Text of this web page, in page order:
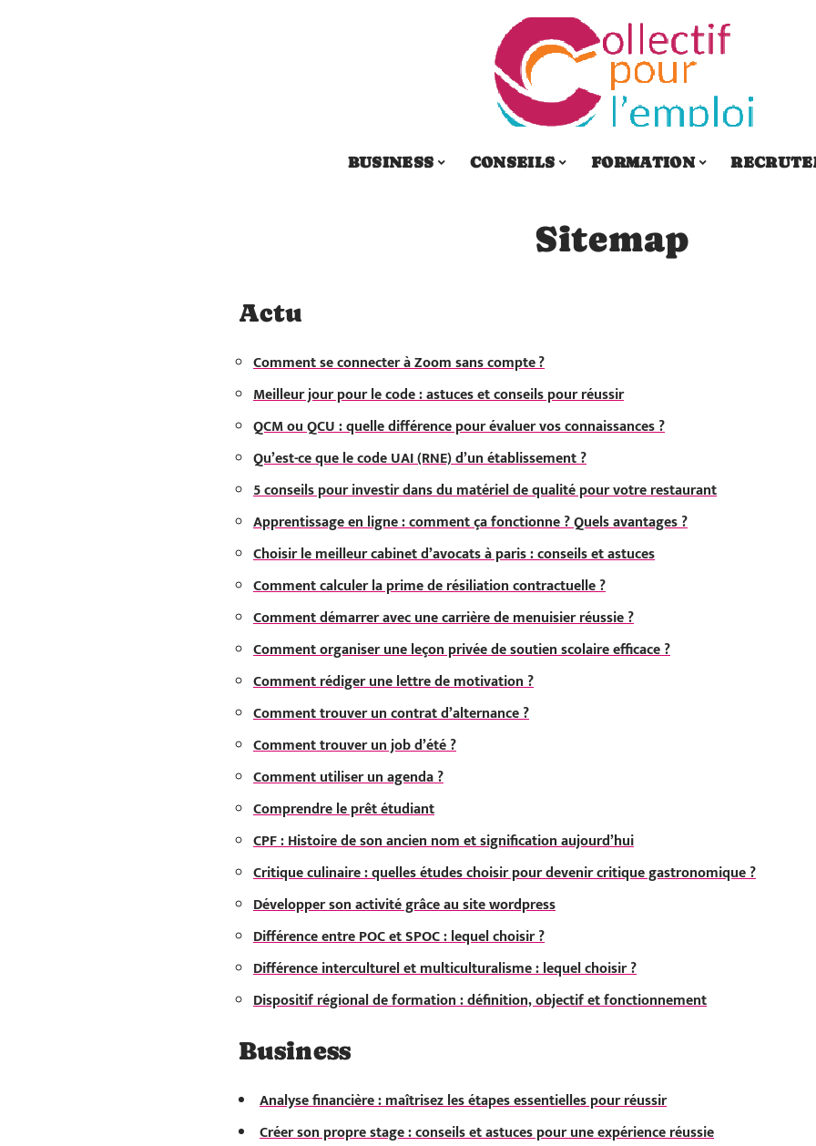
BUSINESS CONSEILS FORMATION
Sitemap
Actu
Comment se connecter à Zoom sans compte ?
Meilleur jour pour le code : astuces et conseils pour réussir
QCM ou QCU : quelle différence pour évaluer vos connaissances ?
Qu’est-ce que le code UAI (RNE) d’un établissement ?
5 conseils pour investir dans du matériel de qualité pour votre restaurant
Apprentissage en ligne : comment ça fonctionne ? Quels avantages ?
Choisir le meilleur cabinet d’avocats à paris : conseils et astuces
Comment calculer la prime de résiliation contractuelle ?
Comment démarrer avec une carrière de menuisier réussie ?
Comment organiser une leçon privée de soutien scolaire efficace ?
Comment rédiger une lettre de motivation ?
Comment trouver un contrat d’alternance ?
Comment trouver un job d’été ?
Comment utiliser un agenda ?
Comprendre le prêt étudiant
CPF : Histoire de son ancien nom et signification aujourd’hui
Critique culinaire : quelles études choisir pour devenir critique gastronomique ?
Développer son activité grâce au site wordpress
Différence entre POC et SPOC : lequel choisir ?
Différence interculturel et multiculturalisme : lequel choisir ?
Dispositif régional de formation : définition, objectif et fonctionnement
Business
Analyse financière : maîtrisez les étapes essentielles pour réussir
Créer son propre stage : conseils et astuces pour une expérience réussie